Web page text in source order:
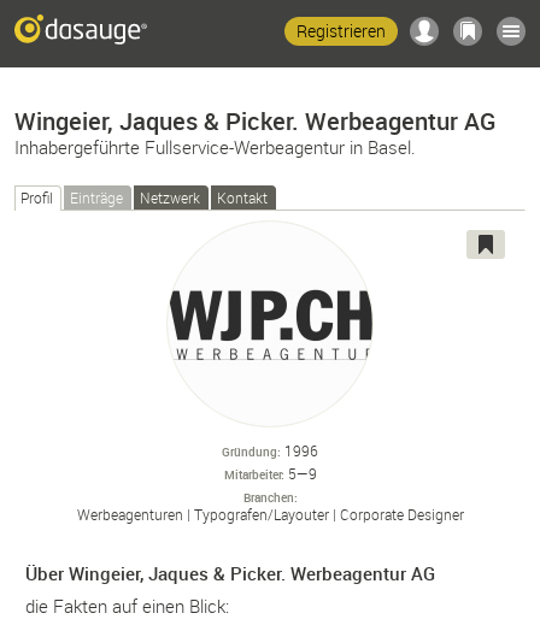
Registrieren
Wingeier, Jaques & Picker. Werbeagentur AG
Inhabergeführte Fullservice-Werbeagentur in Basel.
Profil Einträge Netzwerk Kontakt
Gründung 1996
Mitarbeiter 5—9
Branchen
Werbeagenturen Typografen/Layouter Corporate Designer
Über Wingeier, Jaques & Picker. Werbeagentur AG
die Fakten auf einen Blick: